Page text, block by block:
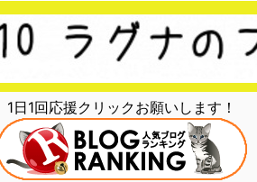
1日1回応援クリックお願いします！